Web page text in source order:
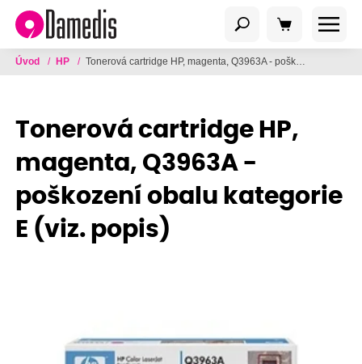
Úvod / HP / Tonerová cartridge HP, magenta, Q3963A - poškození obalu kategorie E (viz. popis)
Tonerová cartridge HP,
magenta, Q3963A -
poškození obalu kategorie
E (viz. popis)